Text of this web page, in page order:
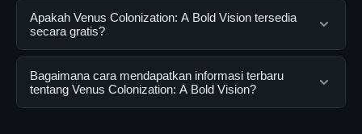
Venus Colonization: A Bold Vision adalah layanan digital
yang dirancang untuk membantu pengguna
mendapatkan informasi lengkap dan terpercaya. Anda
dapat menggunakannya dengan mengunjungi situs
resmi dan mengikuti panduan yang tersedia.
Apakah Venus Colonization: A Bold Vision tersedia
secara gratis?
Ya, Venus Colonization: A Bold Vision dapat diakses
secara gratis oleh semua pengguna. Tidak ada biaya
tersembunyi atau langganan yang diperlukan untuk
Bagaimana cara mendapatkan informasi terbaru
tentang Venus Colonization: A Bold Vision?